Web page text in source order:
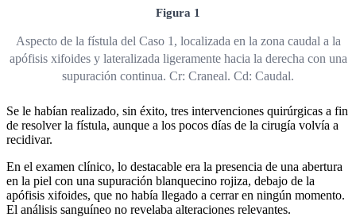
Figura 1
Aspecto de la fístula del Caso 1, localizada en la zona caudal a la
apófisis xifoides y lateralizada ligeramente hacia la derecha con una
supuración continua. Cr: Craneal. Cd: Caudal.
Se le habían realizado, sin éxito, tres intervenciones quirúrgicas a fin
de resolver la fístula, aunque a los pocos días de la cirugía volvía a
recidivar.
En el examen clínico, lo destacable era la presencia de una abertura
en la piel con una supuración blanquecino rojiza, debajo de la
apófisis xifoides, que no había llegado a cerrar en ningún momento.
El análisis sanguíneo no revelaba alteraciones relevantes.